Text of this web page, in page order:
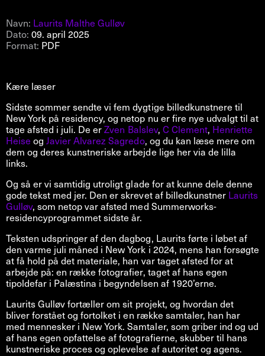
Navn: Laurits Malthe Gulløv
Dato:09. april 2025
Format: PDF
Kære læser
Sidste sommer sendte vi fem dygtige billedkunstnere til
New York på residency, og netop nu er fire nye udvalgt til at
tage afsted i juli. De erZven Balslev, C Clement, Henriette
Heise ogJavier Alvarez Sagredo, og du kan læse mere om
dem og deres kunstneriske arbejde lige her via de lilla
links.
Og så er vi samtidig utroligt glade for at kunne dele denne
gode tekst med jer. Den er skrevet af billedkunstner Laurits
Gulløv, som netop var afsted med Summerworks-
residencyprogrammet sidste år.
Teksten udspringer af den dagbog, Laurits førte i løbet af
den varme juli måned i New York i 2024, mens han forsøgte
at få hold på det materiale, han var taget afsted for at
arbejde på: en række fotografier, taget af hans egen
tipoldefar i Palæstina i begyndelsen af 1920’erne.
Laurits Gulløv fortæller om sit projekt, og hvordan det
bliver forstået og fortolket i en række samtaler, han har
med mennesker i New York. Samtaler, som griber ind og ud
af hans egen opfattelse af fotografierne, skubber til hans
kunstneriske proces og oplevelse af autoritet og agens.